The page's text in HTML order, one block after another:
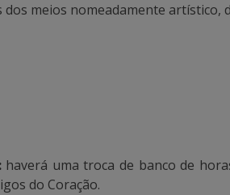
meios nomeadamente artístico,
haverá uma troca de banco de
do Coração.